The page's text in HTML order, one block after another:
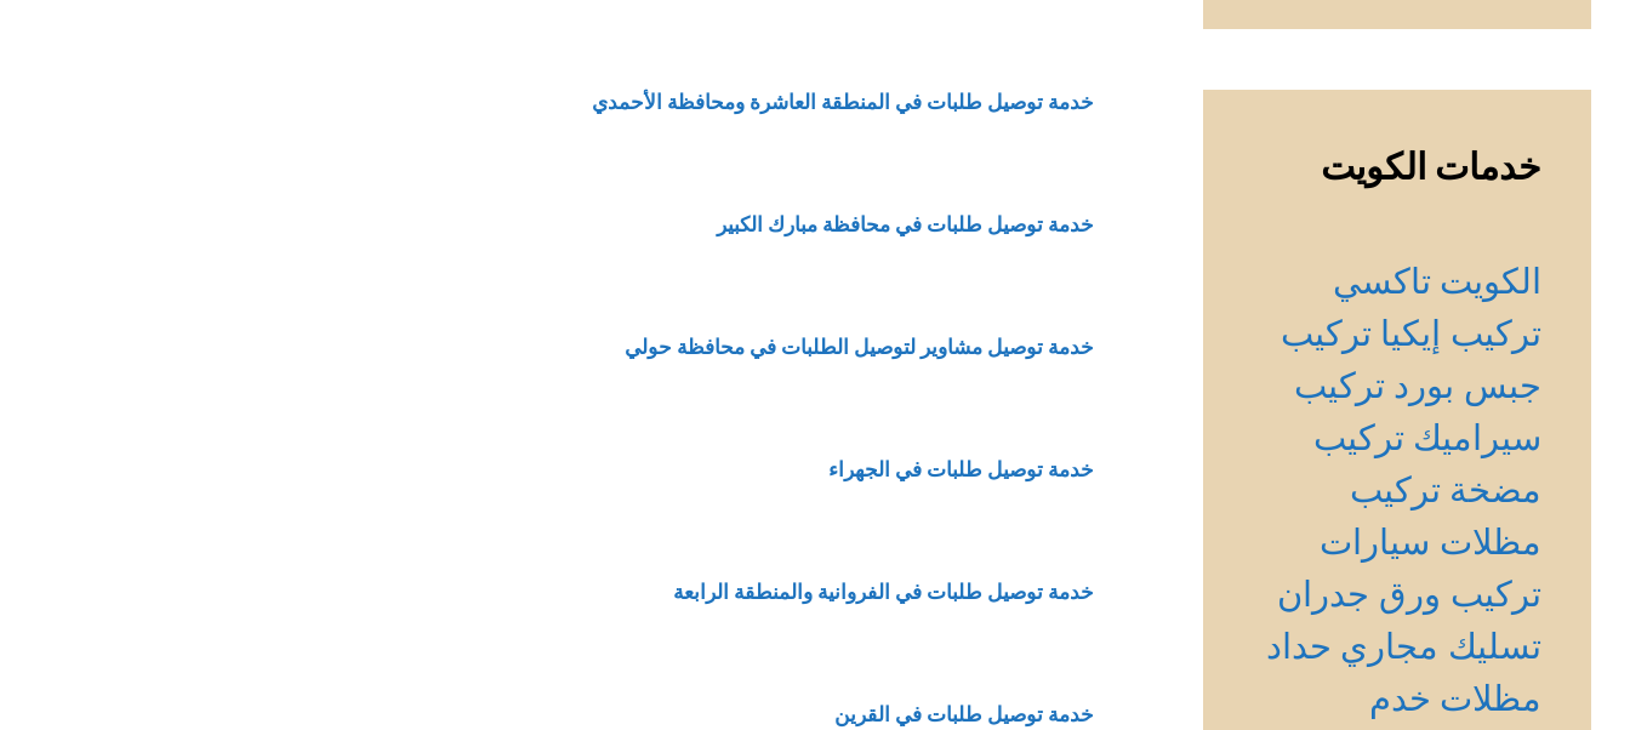
خدمة توصيل طلبات في المنطقة العاشرة ومحافظة الأحمدي
خدمة توصيل طلبات في محافظة مبارك الكبير
خدمة توصيل مشاوير لتوصيل الطلبات في محافظة حولي
خدمة توصيل طلبات في الجهراء
خدمة توصيل طلبات في الفروانية والمنطقة الرابعة
خدمة توصيل طلبات في القرين
خدمات الكويت
الكويت تاكسي
تركيب إيكيا تركيب
جبس بورد تركيب
سيراميك تركيب
مضخة تركيب
مظلات سيارات
تركيب ورق جدران
تسليك مجاري حداد
مظلات خدم